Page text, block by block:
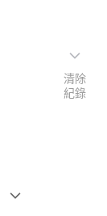
清除
紀錄